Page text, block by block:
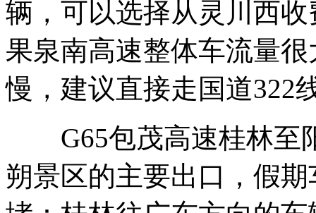
辆，可以选择从灵川西
果泉南高速整体车流量
慢，建议直接走国道322
G65包茂高速桂林至
朔景区的主要出口，假